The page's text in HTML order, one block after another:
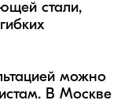
стали,
можно
В Москве